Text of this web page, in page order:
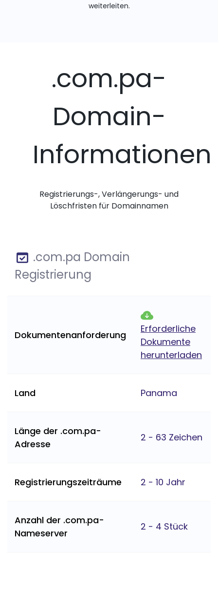
weiterleiten.
.com.pa-
Domain-
Informationen
Registrierungs-, Verlängerungs- und
Löschfristen für Domainnamen
.com.pa Domain
Registrierung
Dokumentenanforderung
Erforderliche
Dokumente
herunterladen
Land Panama
Länge der .com.pa-
Adresse
2 - 63 Zeichen
Registrierungszeiträume 2 - 10 Jahr
Anzahl der .com.pa-
Nameserver
2 - 4 Stück